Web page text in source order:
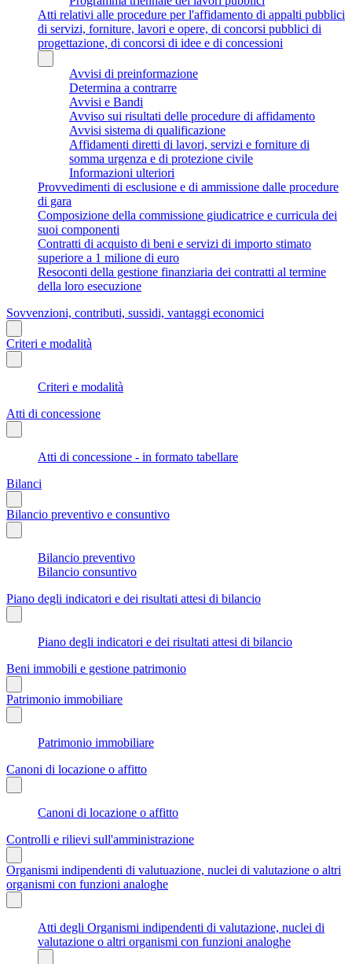
Atti relativi alle procedure per l'affidamento di appalti pubblici
di servizi, forniture, lavori e opere, di concorsi pubblici di
progettazione, di concorsi di idee e di concessioni
Avvisi di preinformazione
Determina a contrarre
Avvisi e Bandi
Avviso sui risultati delle procedure di affidamento
Avvisi sistema di qualificazione
Affidamenti diretti di lavori, servizi e forniture di
somma urgenza e di protezione civile
Informazioni ulteriori
Provvedimenti di esclusione e di ammissione dalle procedure
di gara
Composizione della commissione giudicatrice e curricula dei
suoi componenti
Contratti di acquisto di beni e servizi di importo stimato
superiore a 1 milione di euro
Resoconti della gestione finanziaria dei contratti al termine
della loro esecuzione
Sovvenzioni, contributi, sussidi, vantaggi economici
Criteri e modalità
Criteri e modalità
Atti di concessione
Atti di concessione - in formato tabellare
Bilanci
Bilancio preventivo e consuntivo
Bilancio preventivo
Bilancio consuntivo
Piano degli indicatori e dei risultati attesi di bilancio
Piano degli indicatori e dei risultati attesi di bilancio
Beni immobili e gestione patrimonio
Patrimonio immobiliare
Patrimonio immobiliare
Canoni di locazione o affitto
Canoni di locazione o affitto
Controlli e rilievi sull'amministrazione
Organismi indipendenti di valutuazione, nuclei di valutazione o altri
organismi con funzioni analoghe
Atti degli Organismi indipendenti di valutazione, nuclei di
valutazione o altri organismi con funzioni analoghe